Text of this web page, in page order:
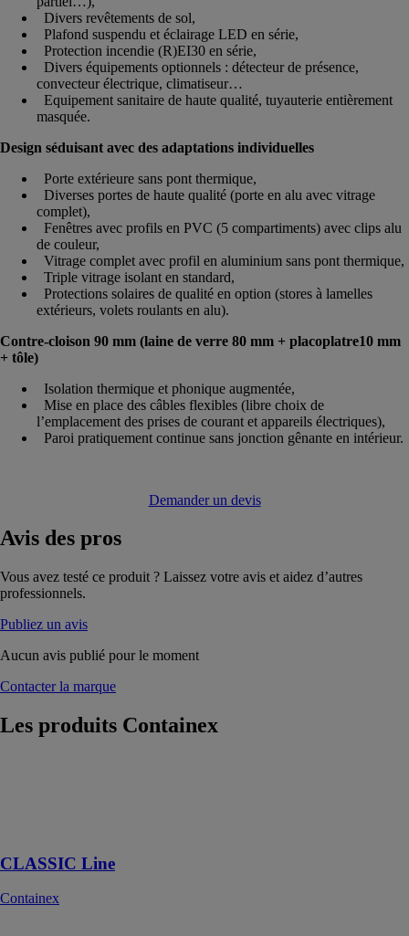
Divers revêtements de sol,
Plafond suspendu et éclairage LED en série,
Protection incendie (R)EI30 en série,
Divers équipements optionnels : détecteur de présence,
convecteur électrique, climatiseur…
Equipement sanitaire de haute qualité, tuyauterie entièrement
masquée.
Design séduisant avec des adaptations individuelles
Porte extérieure sans pont thermique,
Diverses portes de haute qualité (porte en alu avec vitrage
complet),
Fenêtres avec profils en PVC (5 compartiments) avec clips alu
de couleur,
Vitrage complet avec profil en aluminium sans pont thermique,
Triple vitrage isolant en standard,
Protections solaires de qualité en option (stores à lamelles
extérieurs, volets roulants en alu).
Contre-cloison 90 mm (laine de verre 80 mm + placoplatre10 mm
+ tôle)
Isolation thermique et phonique augmentée,
Mise en place des câbles flexibles (libre choix de
l’emplacement des prises de courant et appareils électriques),
Paroi pratiquement continue sans jonction gênante en intérieur.
Demander un devis
Avis des pros
Vous avez testé ce produit ? Laissez votre avis et aidez d’autres
professionnels.
Publiez un avis
Aucun avis publié pour le moment
Contacter la marque
Les produits Containex
CLASSIC Line
Containex